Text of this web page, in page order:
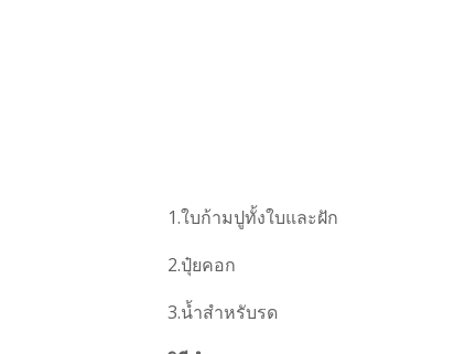
1.ใบก้ามปูทั้งใบและฝัก
2.ปุ๋ยคอก
3.น้ำสำหรับรด